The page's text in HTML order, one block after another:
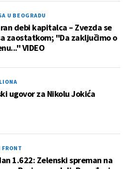
U BEOGRADU
debi kapitalca – Zvezda se
zaostatkom; "Da zaključimo o
VIDEO
ugovor za Nikolu Jokića
1.622: Zelenski spreman na